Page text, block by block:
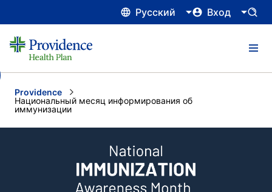
Русский Вход
Providence
Current:
Национальный месяц информирования об
иммунизации